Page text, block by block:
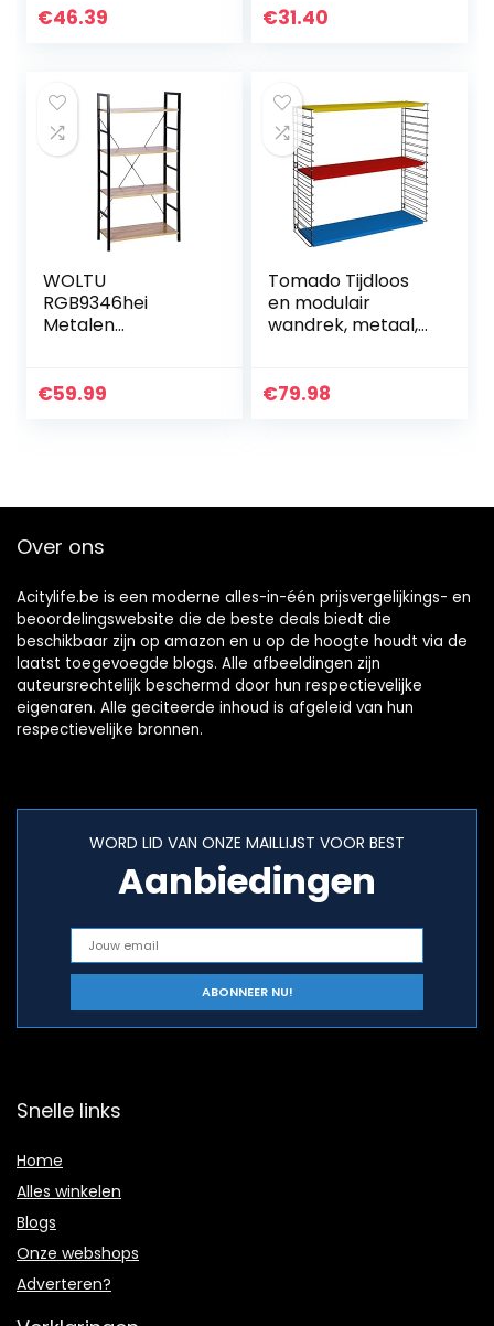
x 31,5 x 111 cm,
€46.39 €31.40
WOLTU
RGB9346hei
Metalen
Opslagplank in
€59.99
Tomado Tijdloos
en modulair
wandrek, metaal,
€79.98
Over ons
Acitylife.be is een moderne alles-in-één prijsvergelijkings- en
beoordelingswebsite die de beste deals biedt die
beschikbaar zijn op amazon en u op de hoogte houdt via de
laatst toegevoegde blogs. Alle afbeeldingen zijn
auteursrechtelijk beschermd door hun respectievelijke
eigenaren. Alle geciteerde inhoud is afgeleid van hun
respectievelijke bronnen.
WORD LID VAN ONZE MAILLIJST VOOR BEST
Aanbiedingen
Snelle links
Home
Alles winkelen
Blogs
Onze webshops
Adverteren?